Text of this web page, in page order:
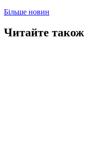
Більше новин
Читайте також